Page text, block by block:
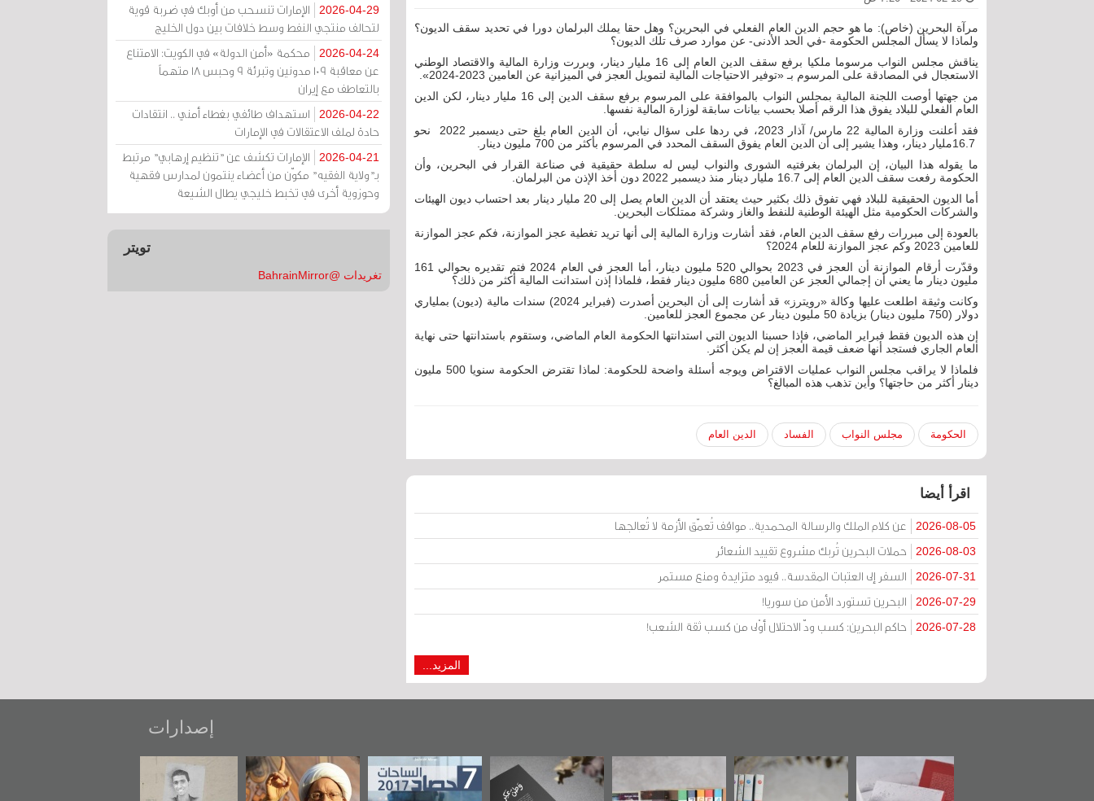
مرآة البحرين (خاص): ما هو حجم الدين العام الفعلي في البحرين؟ وهل حقا يملك البرلمان دورا في تحديد سقف الديون؟
ولماذا لا يسأل المجلس الحكومة -في الحد الأدنى- عن موارد صرف تلك الديون؟
يناقش مجلس النواب مرسوما ملكيا برفع سقف الدين العام إلى 16 مليار دينار، وبررت وزارة المالية والاقتصاد الوطني
الاستعجال في المصادقة على المرسوم بـ «توفير الاحتياجات المالية لتمويل العجز في الميزانية عن العامين 2023-2024».
من جهتها أوصت اللجنة المالية بمجلس النواب بالموافقة على المرسوم برفع سقف الدين إلى 16 مليار دينار، لكن الدين
العام الفعلي للبلاد يفوق هذا الرقم أصلا بحسب بيانات سابقة لوزارة المالية نفسها.
‬16‭.‬7‭ ‬مليار‭ ‬دينار، وهذا يشير إلى أن الدين العام يفوق السقف المحدد في المرسوم بأكثر من 700 مليون دينار.
ما يقوله هذا البيان، إن البرلمان بغرفتيه الشورى والنواب ليس له سلطة حقيقية في صناعة القرار في البحرين، وأن
الحكومة رفعت سقف الدين العام إلى 16.7 مليار دينار منذ ديسمبر 2022 دون أخذ الإذن من البرلمان.
أما الديون الحقيقية للبلاد فهي تفوق ذلك بكثير حيث يعتقد أن الدين العام يصل إلى 20 مليار دينار بعد احتساب ديون الهيئات
والشركات الحكومية مثل الهيئة الوطنية للنفط والغاز وشركة ممتلكات البحرين.
بالعودة إلى مبررات رفع سقف الدين العام، فقد أشارت وزارة المالية إلى أنها تريد تغطية عجز الموازنة، فكم عجز الموازنة
للعامين 2023 وكم عجز الموازنة للعام 2024؟
وقدّرت أرقام الموازنة أن العجز في 2023 بحوالي 520 مليون دينار، أما العجز في العام 2024 فتم تقديره بحوالي 161
مليون دينار ما يعني أن إجمالي العجز عن العامين 680 مليون دينار فقط، فلماذا إذن استدانت المالية أكثر من ذلك؟
وكانت وثيقة اطلعت عليها وكالة «رويترز» قد أشارت إلى أن البحرين أصدرت (فبراير 2024) سندات مالية (ديون) بملياري
دولار (750 مليون دينار) بزيادة 50 مليون دينار عن مجموع العجز للعامين.
إن هذه الديون فقط فبراير الماضي، فإذا حسبنا الديون التي استدانتها الحكومة العام الماضي، وستقوم باستدانتها حتى نهاية
العام الجاري فستجد أنها ضعف قيمة العجز إن لم يكن أكثر.
فلماذا لا يراقب مجلس النواب عمليات الاقتراض ويوجه أسئلة واضحة للحكومة: لماذا تقترض الحكومة سنويا 500 مليون
دينار أكثر من حاجتها؟ وأين تذهب هذه المبالغ؟
الحكومة مجلس النواب الفساد الدين العام
اقرأ أيضا
2026-08-05 عن كلام الملك والرسالة المحمدية.. مواقف تُعمّق الأزمة لا تُعالجها
2026-08-03 حملات البحرين تُربك مشروع تقييد الشعائر
2026-07-31 السفر إلى العتبات المقدسة.. قيود متزايدة ومنع مستمر
2026-07-29 البحرين تستورد الأمن من سوريا!
2026-07-28 حاكم البحرين: كسب ودّ الاحتلال أوْلى من كسب ثقة الشعب!
المزيد...
2026-04-29
الإمارات تنسحب من أوبك في ضربة قوية
لتحالف منتجي النفط وسط خلافات بين دول الخليج
2026-04-24
محكمة «أمن الدولة» في الكويت: الامتناع
عن معاقبة 109 مدونين وتبرئة 9 وحبس 18 متهماً
بالتعاطف مع إيران
2026-04-22
استهداف طائفي بغطاء أمني .. انتقادات
حادة لملف الاعتقالات في الإمارات
2026-04-21
الإمارات تكشف عن "تنظيم إرهابي" مرتبط
بـ"ولاية الفقيه" مكوّن من أعضاء ينتمون لمدارس فقهية
وحوزوية أخرى في تخبط خليجي يطال الشيعة
تويتر
تغريدات @BahrainMirror
إصدارات
"حماة الباب الأخير":
الإصدار الأول عن
تصنيف موضوعي
للوثائق البريطانية
تصدر حصاد
«وطن عكر» رواية
جديدة لمعتقل
عاشوراء البحرين...
ويكيليكس السفارة
شهداء وطن